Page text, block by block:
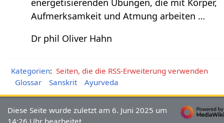
energetisierenden Übungen, die mit Körper,
Aufmerksamkeit und Atmung arbeiten …
Dr phil Oliver Hahn
Kategorien: Seiten, die die RSS-Erweiterung verwenden
Glossar
Sanskrit Ayurveda
Diese Seite wurde zuletzt am 6. Juni 2025 um